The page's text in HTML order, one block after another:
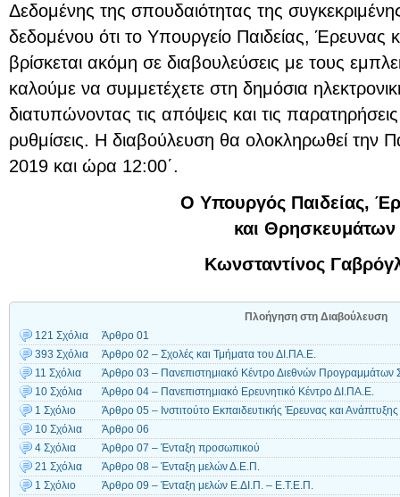
Δεδομένης της σπουδαιότητας της
δεδομένου ότι το Υπουργείο Παιδείας, Έρευνας
βρίσκεται ακόμη σε διαβουλεύσεις με τους
καλούμε να συμμετέχετε στη δημόσια
διατυπώνοντας τις απόψεις και τις
ρυθμίσεις. Η διαβούλευση θα ολοκληρωθεί την
2019 και ώρα 12:00΄.
Ο Υπουργός Παιδείας,
και Θρησκευμάτων
Κωνσταντίνος
Πλοήγηση στη Διαβούλευση
121 Σχόλια
Άρθρο 01
393 Σχόλια
Άρθρο 02 – Σχολές και Τμήματα του ΔΙ.ΠΑ.Ε.
11 Σχόλια
Άρθρο 03 – Πανεπιστημιακό Κέντρο Διεθνών Προγραμμάτων
10 Σχόλια
Άρθρο 04 – Πανεπιστημιακό Ερευνητικό Κέντρο ΔΙ.ΠΑ.Ε.
1 Σχόλιο
Άρθρο 05 – Ινστιτούτο Εκπαιδευτικής Έρευνας και Ανάπτυξης
10 Σχόλια
Άρθρο 06
4 Σχόλια
Άρθρο 07 – Ένταξη προσωπικού
21 Σχόλια
Άρθρο 08 – Ένταξη μελών Δ.Ε.Π.
1 Σχόλιο
Άρθρο 09 – Ένταξη μελών Ε.ΔΙ.Π. – Ε.Τ.Ε.Π.